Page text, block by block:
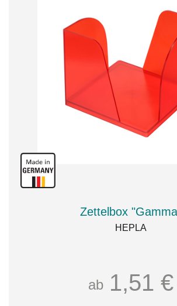
Zettelbox
HEPLA
ab 1,51 €